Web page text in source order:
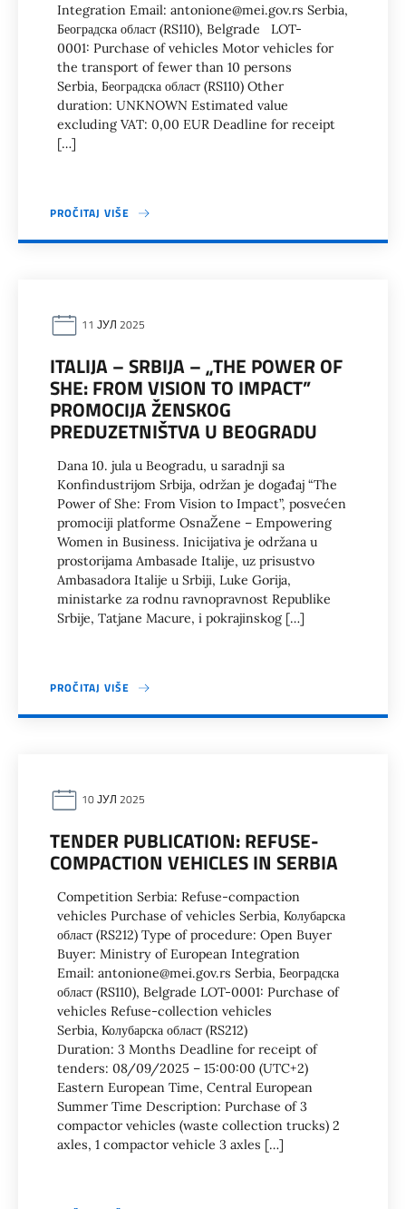
Integration Email: antonione@mei.gov.rs Serbia,
Београдска област (RS110), Belgrade LOT-
0001: Purchase of vehicles Motor vehicles for
the transport of fewer than 10 persons
Serbia, Београдска област (RS110) Other
duration: UNKNOWN Estimated value
excluding VAT: 0,00 EUR Deadline for receipt
[…]
PROČITAJ VIŠE
11 ЈУЛ 2025
ITALIJA – SRBIJA – „THE POWER OF
SHE: FROM VISION TO IMPACT”
PROMOCIJA ŽENSKOG
PREDUZETNIŠTVA U BEOGRADU
Dana 10. jula u Beogradu, u saradnji sa
Konfindustrijom Srbija, održan je događaj “The
Power of She: From Vision to Impact”, posvećen
promociji platforme OsnaŽene – Empowering
Women in Business. Inicijativa je održana u
prostorijama Ambasade Italije, uz prisustvo
Ambasadora Italije u Srbiji, Luke Gorija,
ministarke za rodnu ravnopravnost Republike
Srbije, Tatjane Macure, i pokrajinskog […]
PROČITAJ VIŠE
10 ЈУЛ 2025
TENDER PUBLICATION: REFUSE-
COMPACTION VEHICLES IN SERBIA
Competition Serbia: Refuse-compaction
vehicles Purchase of vehicles Serbia, Колубарска
област (RS212) Type of procedure: Open Buyer
Buyer: Ministry of European Integration
Email: antonione@mei.gov.rs Serbia, Београдска
област (RS110), Belgrade LOT-0001: Purchase of
vehicles Refuse-collection vehicles
Serbia, Колубарска област (RS212)
Duration: 3 Months Deadline for receipt of
tenders: 08/09/2025 – 15:00:00 (UTC+2)
Eastern European Time, Central European
Summer Time Description: Purchase of 3
compactor vehicles (waste collection trucks) 2
axles, 1 compactor vehicle 3 axles […]